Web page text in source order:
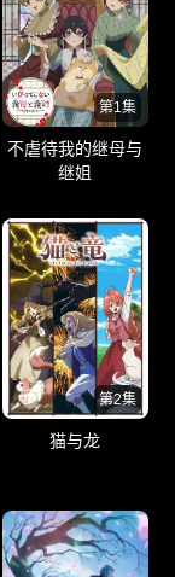
第1集
不虐待我的继母与
继姐
第2集
猫与龙